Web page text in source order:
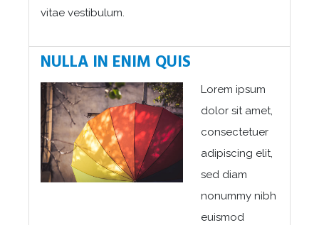
vitae vestibulum.
NULLA IN ENIM QUIS
Lorem ipsum
dolor sit amet,
consectetuer
adipiscing elit,
sed diam
nonummy nibh
euismod